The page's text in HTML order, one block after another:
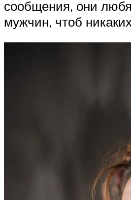
сообщения, они
мужчин, чтоб